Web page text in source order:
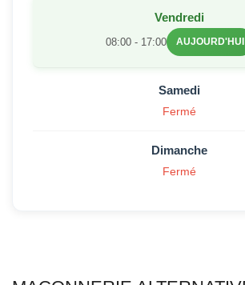
Vendredi
08:00 - 17:00 AUJOURD'HUI
Samedi
Fermé
Dimanche
Fermé